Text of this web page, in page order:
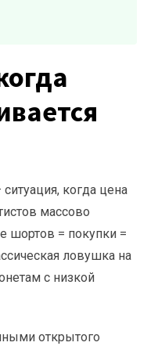
когда цена
массово
шортов = покупки =
ловушка на
с низкой
открытого